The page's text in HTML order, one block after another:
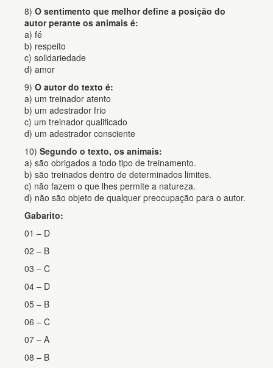
8) O sentimento que melhor define a posição do
autor perante os animais é:
a) fé
b) respeito
c) solidariedade
d) amor
9) O autor do texto é:
a) um treinador atento
b) um adestrador frio
c) um treinador qualificado
d) um adestrador consciente
10) Segundo o texto, os animais:
a) são obrigados a todo tipo de treinamento.
b) são treinados dentro de determinados limites.
c) não fazem o que lhes permite a natureza.
d) não são objeto de qualquer preocupação para o autor.
Gabarito:
01 – D
02 – B
03 – C
04 – D
05 – B
06 – C
07 – A
08 – B